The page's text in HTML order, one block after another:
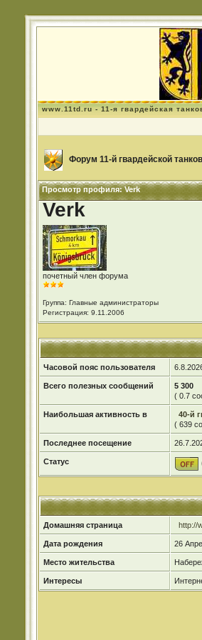
www.11td.ru - 11-я гвардейская
Форум 11-й гвардейской
Просмотр профиля: Verk
Verk
почетный член форума
Группа: Главные администраторы
Регистрация: 9.11.2006
Часовой пояс пользователя
Всего полезных сообщений
5 300
( 0.7
Наибольшая активность в
40-й
( 639
Последнее посещение
Статус
Домашняя страница http://
Дата рождения 26
Место жительства
Интересы